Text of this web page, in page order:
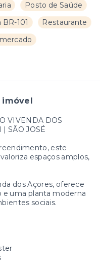
Posto de Saúde
101
Restaurante
VIVENDA DOS
| SÃO JOSÉ
este
espaços amplos,
dos Açores, oferece
uma planta moderna
sociais.